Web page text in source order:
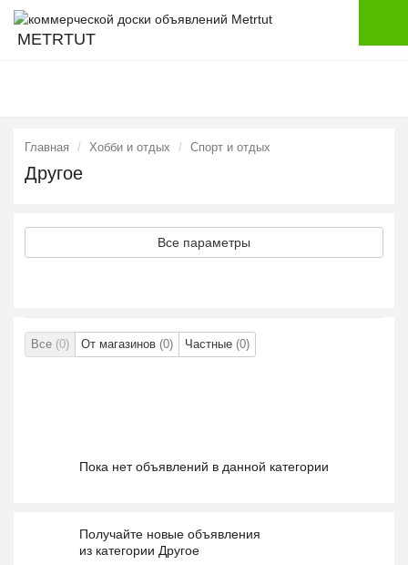
METRTUT
Главная Хобби и отдых Спорт и отдых
Другое
Все параметры
Все (0) От магазинов (0) Частные (0)
Пока нет объявлений в данной категории
Получайте новые объявления
из категории Другое